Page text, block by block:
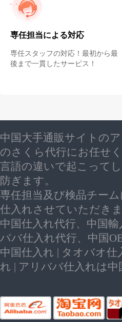
専任担当による対応
専任スタッフの対応！最初から最
後まで一貫したサービス！
中国大手通販サイトの
のさくら代行にお任せく
言語の違いで起こって
防ぎます。
専任担当及び検品チー
仕入れさせていただきま
中国仕入れ代行、中国
ババ仕入れ代行、中国
中国仕入れ | タオバオ仕
れ | アリババ仕入れは